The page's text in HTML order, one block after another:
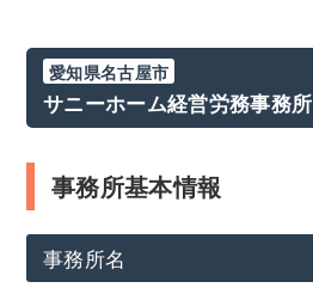
愛知県名古屋市
サニーホーム経営労務事務所
事務所基本情報
事務所名